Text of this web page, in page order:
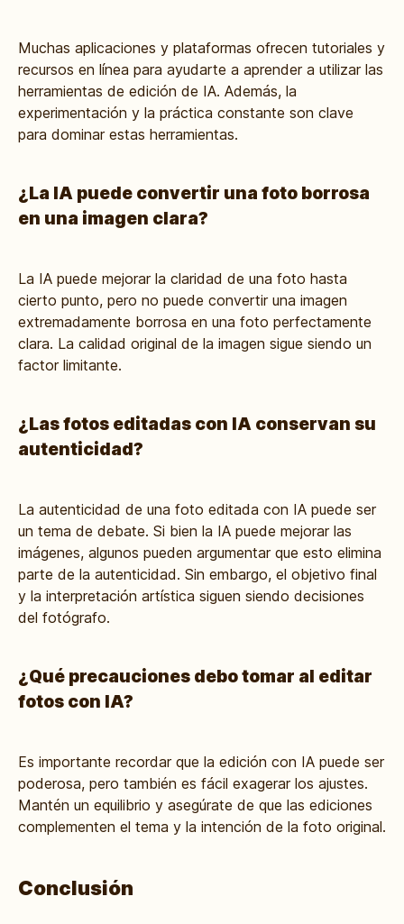
Muchas aplicaciones y plataformas ofrecen tutoriales y
recursos en línea para ayudarte a aprender a utilizar las
herramientas de edición de IA. Además, la
experimentación y la práctica constante son clave
para dominar estas herramientas.
¿La IA puede convertir una foto borrosa
en una imagen clara?
La IA puede mejorar la claridad de una foto hasta
cierto punto, pero no puede convertir una imagen
extremadamente borrosa en una foto perfectamente
clara. La calidad original de la imagen sigue siendo un
factor limitante.
¿Las fotos editadas con IA conservan su
autenticidad?
La autenticidad de una foto editada con IA puede ser
un tema de debate. Si bien la IA puede mejorar las
imágenes, algunos pueden argumentar que esto elimina
parte de la autenticidad. Sin embargo, el objetivo final
y la interpretación artística siguen siendo decisiones
del fotógrafo.
¿Qué precauciones debo tomar al editar
fotos con IA?
Es importante recordar que la edición con IA puede ser
poderosa, pero también es fácil exagerar los ajustes.
Mantén un equilibrio y asegúrate de que las ediciones
complementen el tema y la intención de la foto original.
Conclusión